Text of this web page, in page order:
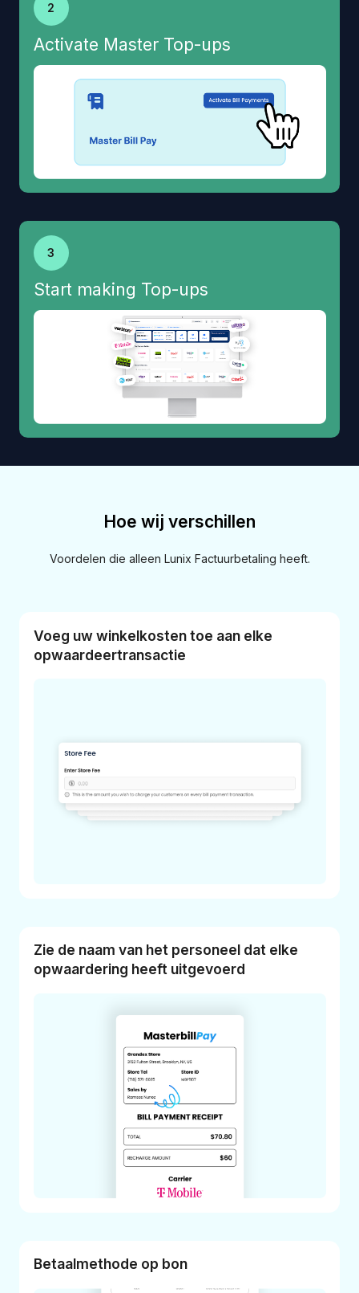
2
Activate Master Top-ups
3
Start making Top-ups
Hoe wij verschillen
Voordelen die alleen Lunix Factuurbetaling heeft.
Voeg uw winkelkosten toe aan elke
opwaardeertransactie
Zie de naam van het personeel dat elke
opwaardering heeft uitgevoerd
Betaalmethode op bon